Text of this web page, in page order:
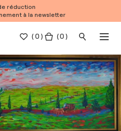
réduction
à la newsletter
(0 ) ( 0 )